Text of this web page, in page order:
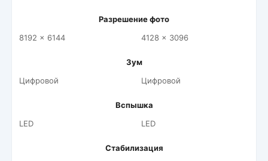
Разрешение фото
8192 x 6144
4128 x 3096
Зум
Цифровой
Цифровой
Вспышка
LED
LED
Стабилизация